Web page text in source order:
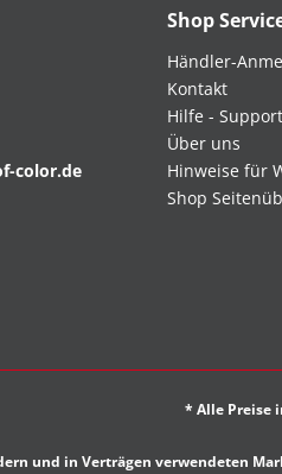
color.de
Shop
Händler-
Kontakt
Hilfe - Support
Über uns
Hinweise für
Shop
* Alle Preise
und in Verträgen verwendeten